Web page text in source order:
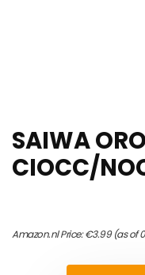
SAIWA
CIOCC/
Amazon.nl Price:€3.99(as of